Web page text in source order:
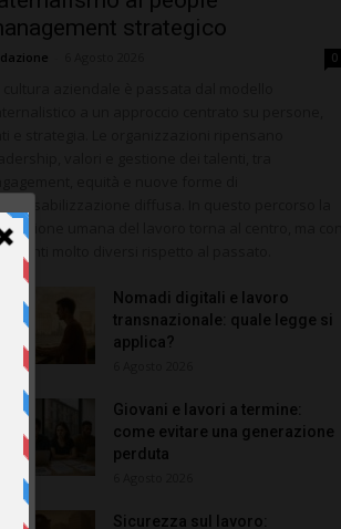
strategico
0
umana del lavoro torna al centro, ma con
molto diversi rispetto al passato.
Nomadi digitali e lavoro
transnazionale: quale legge si
applica?
Giovani e lavori a termine:
come evitare una generazione
perduta
Sicurezza sul lavoro: